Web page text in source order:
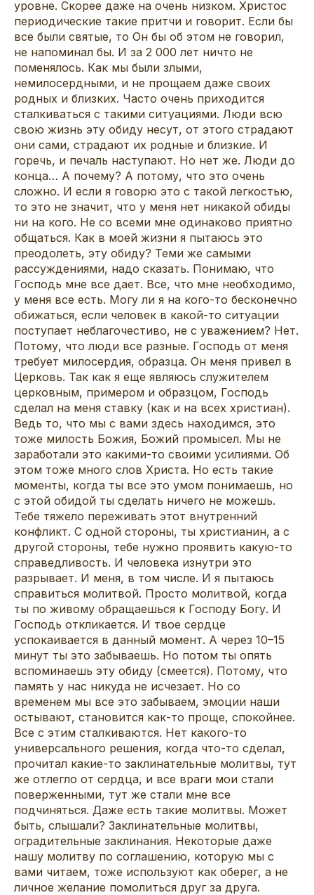
уровне. Скорее даже на очень низком. Христос
периодические такие притчи и говорит. Если бы
все были святые, то Он бы об этом не говорил,
не напоминал бы. И за 2 000 лет ничто не
поменялось. Как мы были злыми,
немилосердными, и не прощаем даже своих
родных и близких. Часто очень приходится
сталкиваться с такими ситуациями. Люди всю
свою жизнь эту обиду несут, от этого страдают
они сами, страдают их родные и близкие. И
горечь, и печаль наступают. Но нет же. Люди до
конца… А почему? А потому, что это очень
сложно. И если я говорю это с такой легкостью,
то это не значит, что у меня нет никакой обиды
ни на кого. Не со всеми мне одинаково приятно
общаться. Как в моей жизни я пытаюсь это
преодолеть, эту обиду? Теми же самыми
рассуждениями, надо сказать. Понимаю, что
Господь мне все дает. Все, что мне необходимо,
у меня все есть. Могу ли я на кого-то бесконечно
обижаться, если человек в какой-то ситуации
поступает неблагочестиво, не с уважением? Нет.
Потому, что люди все разные. Господь от меня
требует милосердия, образца. Он меня привел в
Церковь. Так как я еще являюсь служителем
церковным, примером и образцом, Господь
сделал на меня ставку (как и на всех христиан).
Ведь то, что мы с вами здесь находимся, это
тоже милость Божия, Божий промысел. Мы не
заработали это какими-то своими усилиями. Об
этом тоже много слов Христа. Но есть такие
моменты, когда ты все это умом понимаешь, но
с этой обидой ты сделать ничего не можешь.
Тебе тяжело переживать этот внутренний
конфликт. С одной стороны, ты христианин, а с
другой стороны, тебе нужно проявить какую-то
справедливость. И человека изнутри это
разрывает. И меня, в том числе. И я пытаюсь
справиться молитвой. Просто молитвой, когда
ты по живому обращаешься к Господу Богу. И
Господь откликается. И твое сердце
успокаивается в данный момент. А через 10–15
минут ты это забываешь. Но потом ты опять
вспоминаешь эту обиду (смеется). Потому, что
память у нас никуда не исчезает. Но со
временем мы все это забываем, эмоции наши
остывают, становится как-то проще, спокойнее.
Все с этим сталкиваются. Нет какого-то
универсального решения, когда что-то сделал,
прочитал какие-то заклинательные молитвы, тут
же отлегло от сердца, и все враги мои стали
поверженными, тут же стали мне все
подчиняться. Даже есть такие молитвы. Может
быть, слышали? Заклинательные молитвы,
оградительные заклинания. Некоторые даже
нашу молитву по соглашению, которую мы с
вами читаем, тоже используют как оберег, а не
личное желание помолиться друг за друга.